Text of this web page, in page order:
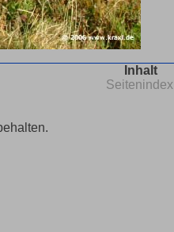
Inhalt
Seitenindex